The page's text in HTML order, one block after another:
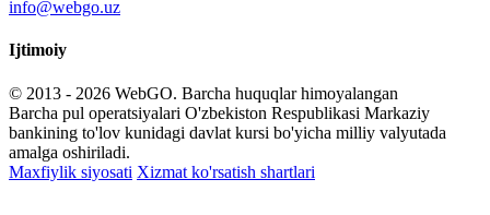
info@webgo.uz
Ijtimoiy
© 2013 - 2026 WebGO. Barcha huquqlar himoyalangan
Barcha pul operatsiyalari O'zbekiston Respublikasi Markaziy
bankining to'lov kunidagi davlat kursi bo'yicha milliy valyutada
amalga oshiriladi.
Maxfiylik siyosati Xizmat ko'rsatish shartlari